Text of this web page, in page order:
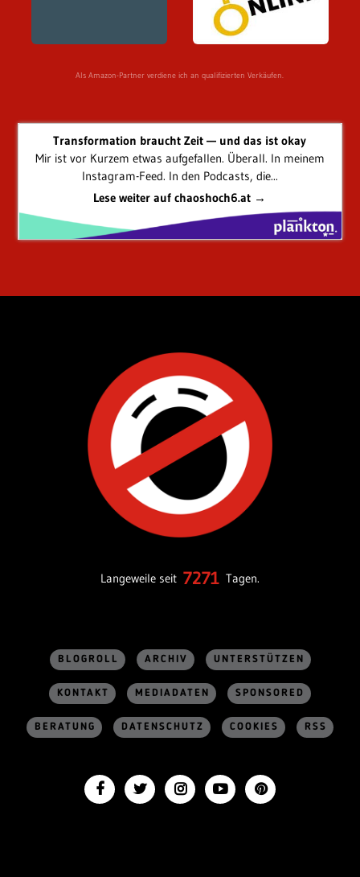
Als Amazon-Partner verdiene ich an qualifizierten Verkäufen.
Transformation braucht Zeit — und das ist okay
Mir ist vor Kurzem etwas aufgefallen. Überall. In meinem
Instagram-Feed. In den Podcasts, die...
Lese weiter auf chaoshoch6.at →
Langeweile seit 7271 Tagen.
BLOGROLL ARCHIV UNTERSTÜTZEN
KONTAKT MEDIADATEN SPONSORED
BERATUNG DATENSCHUTZ COOKIES RSS